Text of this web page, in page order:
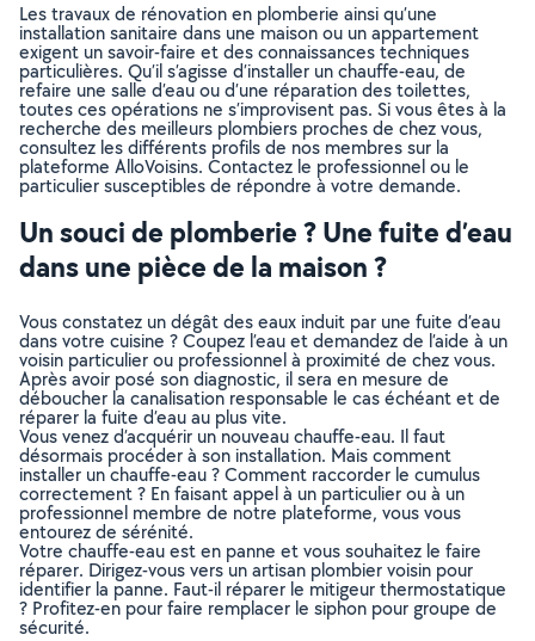
Les travaux de rénovation en plomberie ainsi qu’une
installation sanitaire dans une maison ou un appartement
exigent un savoir-faire et des connaissances techniques
particulières. Qu’il s’agisse d’installer un chauffe-eau, de
refaire une salle d’eau ou d’une réparation des toilettes,
toutes ces opérations ne s’improvisent pas. Si vous êtes à la
recherche des meilleurs plombiers proches de chez vous,
consultez les différents profils de nos membres sur la
plateforme AlloVoisins. Contactez le professionnel ou le
particulier susceptibles de répondre à votre demande.
Un souci de plomberie ? Une fuite d’eau
dans une pièce de la maison ?
Vous constatez un dégât des eaux induit par une fuite d’eau
dans votre cuisine ? Coupez l’eau et demandez de l’aide à un
voisin particulier ou professionnel à proximité de chez vous.
Après avoir posé son diagnostic, il sera en mesure de
déboucher la canalisation responsable le cas échéant et de
réparer la fuite d’eau au plus vite.
Vous venez d’acquérir un nouveau chauffe-eau. Il faut
désormais procéder à son installation. Mais comment
installer un chauffe-eau ? Comment raccorder le cumulus
correctement ? En faisant appel à un particulier ou à un
professionnel membre de notre plateforme, vous vous
entourez de sérénité.
Votre chauffe-eau est en panne et vous souhaitez le faire
réparer. Dirigez-vous vers un artisan plombier voisin pour
identifier la panne. Faut-il réparer le mitigeur thermostatique
? Profitez-en pour faire remplacer le siphon pour groupe de
sécurité.